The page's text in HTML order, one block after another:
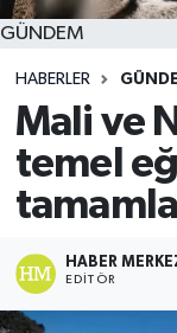
GÜNDEM
HABERLER
Mali ve
temel
HABER
EDITÖR
MAGAZİN
YAŞAM
Tüm
Son
Haber Arşivi